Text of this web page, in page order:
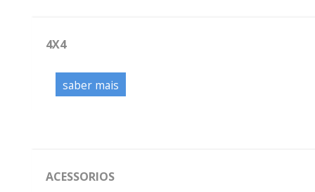
4X4
saber mais
ACESSORIOS